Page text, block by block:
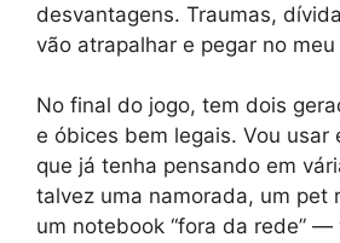
desvantagens. Traumas,
vão atrapalhar e pegar no meu
No final do jogo, tem dois
e óbices bem legais. Vou usar
que já tenha pensando em
talvez uma namorada, um pet
um notebook “fora da rede” —